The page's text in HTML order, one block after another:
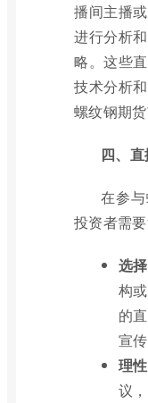
播间主播
进行分析
略。这些
技术分析
螺纹钢期货
四、
在参
投资者需
选
构
的
宣传
理
议